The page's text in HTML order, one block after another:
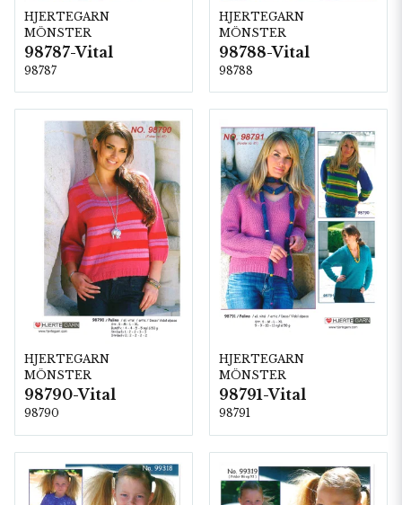
HJERTEGARN
MÖNSTER
98787-Vital
98787
HJERTEGARN
MÖNSTER
98788-Vital
98788
HJERTEGARN
MÖNSTER
98790-Vital
98790
HJERTEGARN
MÖNSTER
98791-Vital
98791